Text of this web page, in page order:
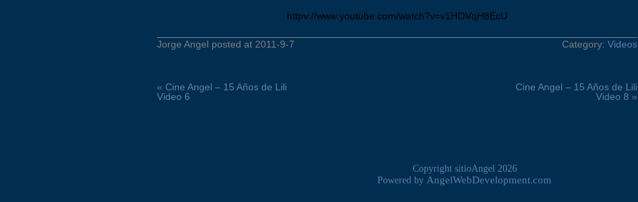
httpv://www.youtube.com/watch?v=v1HOVqH8EcU
Jorge Angel posted at 2011-9-7 Category: Videos
« Cine Angel – 15 Años de Lili
Video 6
Cine Angel – 15 Años de Lili
Video 8 »
Copyright sitioAngel 2026
Powered by AngelWebDevelopment.com